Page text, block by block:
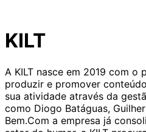
KILT
A KILT nasce em 2019 com o
produzir e promover
sua atividade através da
como Diogo Batáguas,
Bem.Com a empresa já